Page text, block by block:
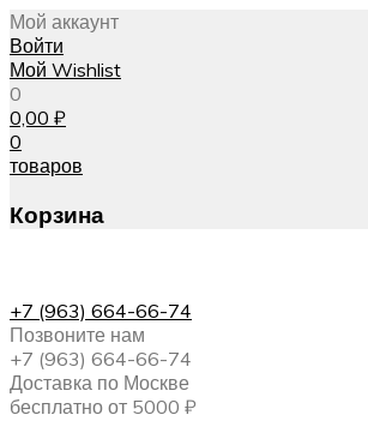
Мой аккаунт
Войти
Мой Wishlist
0
0,00 ₽
0
товаров
Корзина
+7 (963) 664-66-74
Позвоните нам
+7 (963) 664-66-74
Доставка по Москве
бесплатно от 5000 ₽